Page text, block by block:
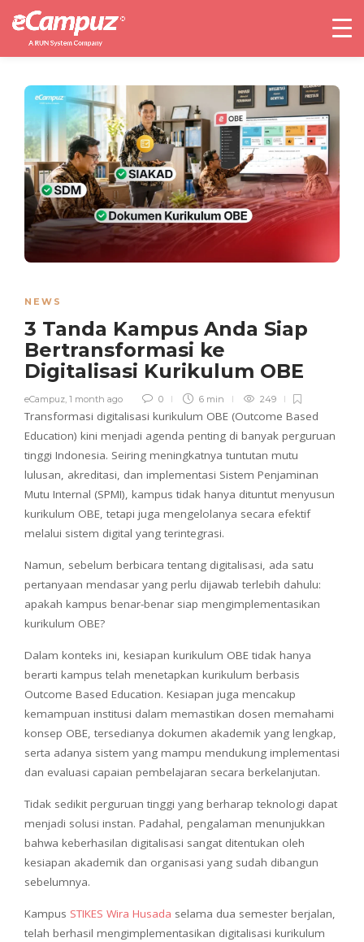
NEWS
3 Tanda Kampus Anda Siap
Bertransformasi ke
Digitalisasi Kurikulum OBE
eCampuz, 1 month ago 0 6 min 249
Transformasi digitalisasi kurikulum OBE (Outcome Based
Education) kini menjadi agenda penting di banyak perguruan
tinggi Indonesia. Seiring meningkatnya tuntutan mutu
lulusan, akreditasi, dan implementasi Sistem Penjaminan
Mutu Internal (SPMI), kampus tidak hanya dituntut menyusun
kurikulum OBE, tetapi juga mengelolanya secara efektif
melalui sistem digital yang terintegrasi.
Namun, sebelum berbicara tentang digitalisasi, ada satu
pertanyaan mendasar yang perlu dijawab terlebih dahulu:
apakah kampus benar-benar siap mengimplementasikan
kurikulum OBE?
Dalam konteks ini, kesiapan kurikulum OBE tidak hanya
berarti kampus telah menetapkan kurikulum berbasis
Outcome Based Education. Kesiapan juga mencakup
kemampuan institusi dalam memastikan dosen memahami
konsep OBE, tersedianya dokumen akademik yang lengkap,
serta adanya sistem yang mampu mendukung implementasi
dan evaluasi capaian pembelajaran secara berkelanjutan.
Tidak sedikit perguruan tinggi yang berharap teknologi dapat
menjadi solusi instan. Padahal, pengalaman menunjukkan
bahwa keberhasilan digitalisasi sangat ditentukan oleh
kesiapan akademik dan organisasi yang sudah dibangun
sebelumnya.
Kampus STIKES Wira Husada selama dua semester berjalan,
telah berhasil mengimplementasikan digitalisasi kurikulum